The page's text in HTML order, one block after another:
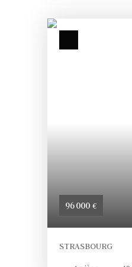
96 000 €
STRASBOURG